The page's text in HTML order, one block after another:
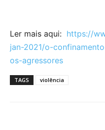
Ler mais aqui: https://
jan-2021/o-
os-agressores
TAGS violência